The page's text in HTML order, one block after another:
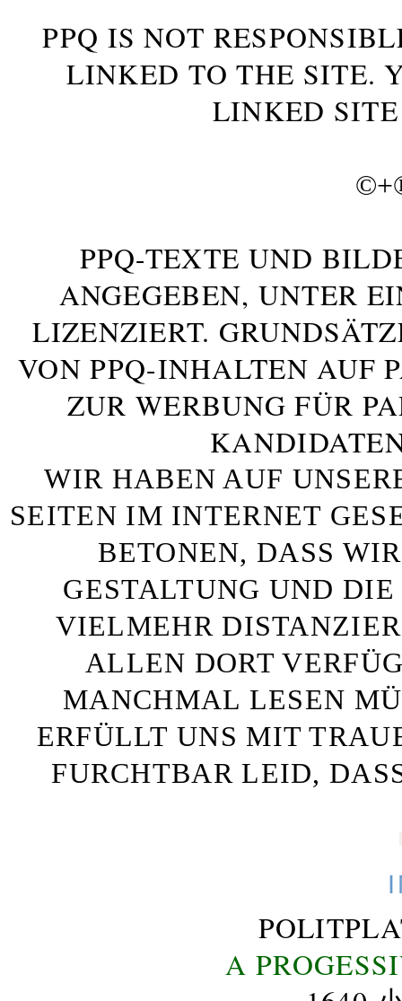
PPQ IS NOT
LINKED TO THE SITE.
LINKED
©+
PPQ-TEXTE UND
ANGEGEBEN, UNTER
LIZENZIERT.
VON PPQ-INHALTEN AUF
ZUR WERBUNG FÜR
WIR HABEN AUF
SEITEN IM INTERNET
BETONEN, DASS
GESTALTUNG UND
VIELMEHR
ALLEN DORT
MANCHMAL LESEN
ERFÜLLT UNS MIT
FURCHTBAR LEID,
A